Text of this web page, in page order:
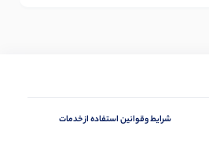
شرایط وقوانین استفاده از خدمات